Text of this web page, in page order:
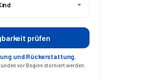
prüfen
und Rückerstattung.
vor Beginn storniert werden.